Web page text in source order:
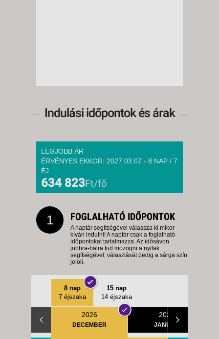
Indulási időpontok és árak
LEGJOBB ÁR
ÉRVÉNYES EKKOR: 2027.03.07 - 8 NAP / 7
ÉJ
634 823Ft/fő
1 FOGLALHATÓ IDŐPONTOK
A naptár segítségével válassza ki mikor
kíván indulni! A naptár csak a foglalható
időpontokat tartalmazza. Az idősávon
jobbra-balra tud mozogni a nyilak
segítségével, választását pedig a sárga szín
jelöli.
8 nap
7 éjszaka
15 nap
14 éjszaka
2026
DECEMBER
2027
JANUÁR